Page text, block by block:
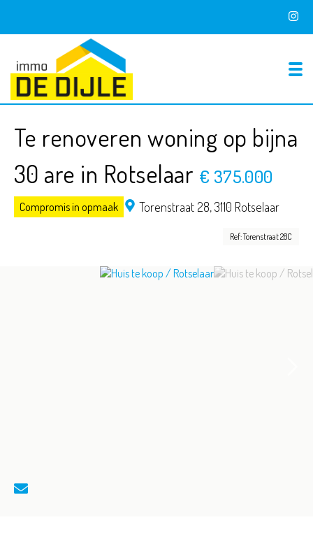
Te renoveren woning op bijna
30 are in Rotselaar € 375.000
Compromis in opmaak Torenstraat 28,3110 Rotselaar
Ref: Torenstraat 28C